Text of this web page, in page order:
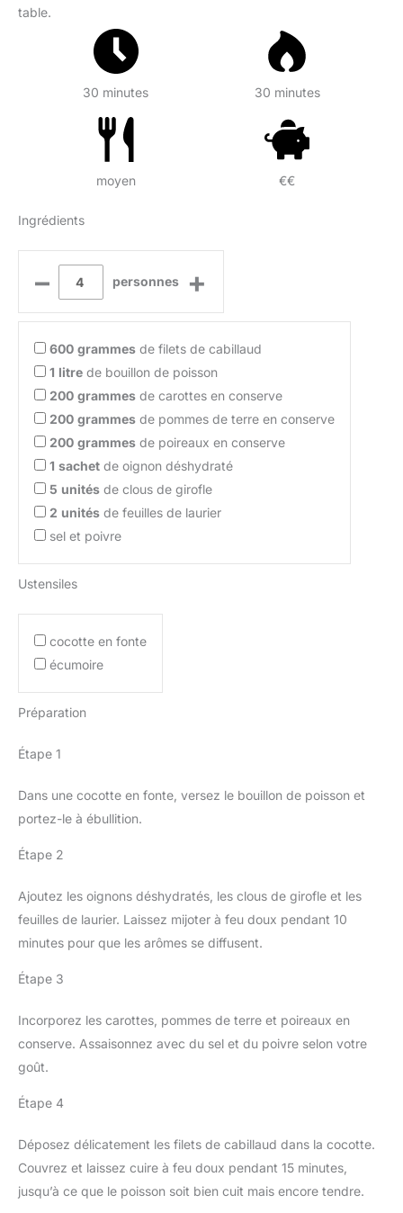
table.
30 minutes 30 minutes
moyen €€
Ingrédients
– personnes +
600 grammes de filets de cabillaud
1 litre de bouillon de poisson
200 grammes de carottes en conserve
200 grammes de pommes de terre en conserve
200 grammes de poireaux en conserve
1 sachet de oignon déshydraté
5 unités de clous de girofle
2 unités de feuilles de laurier
sel et poivre
Ustensiles
cocotte en fonte
écumoire
Préparation
Étape 1
Dans une cocotte en fonte, versez le bouillon de poisson et
portez-le à ébullition.
Étape 2
Ajoutez les oignons déshydratés, les clous de girofle et les
feuilles de laurier. Laissez mijoter à feu doux pendant 10
minutes pour que les arômes se diffusent.
Étape 3
Incorporez les carottes, pommes de terre et poireaux en
conserve. Assaisonnez avec du sel et du poivre selon votre
goût.
Étape 4
Déposez délicatement les filets de cabillaud dans la cocotte.
Couvrez et laissez cuire à feu doux pendant 15 minutes,
jusqu’à ce que le poisson soit bien cuit mais encore tendre.